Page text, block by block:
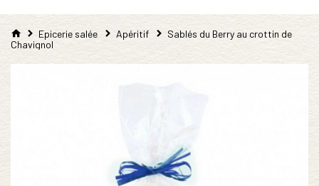
Epicerie salée Apéritif
Sablés du Berry au crottin de
Chavignol